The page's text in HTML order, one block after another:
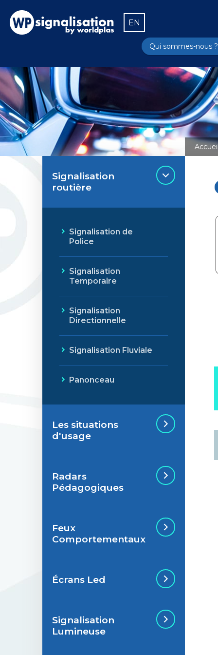
EN
Qui sommes-nous ?
Signalisation
routière
Signalisation de
Police
Signalisation
Temporaire
Signalisation
Directionnelle
Signalisation Fluviale
Panonceau
Les situations
d'usage
Situations de
signalisation
Situations de
signalisation
Radars
Pédagogiques
Radar Pédagogique
Feux
Comportementaux
Feu Comportemental
Écrans Led
Écran Géant Extérieur
Led
Signalisation
Lumineuse